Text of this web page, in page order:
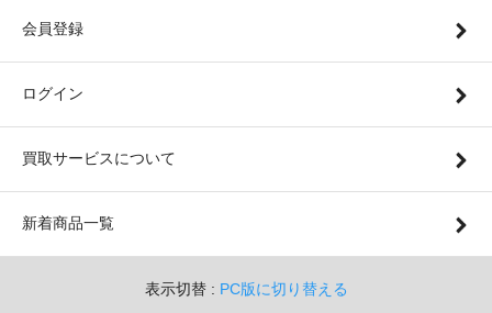
会員登録
ログイン
買取サービスについて
新着商品一覧
表示切替 : PC版に切り替える